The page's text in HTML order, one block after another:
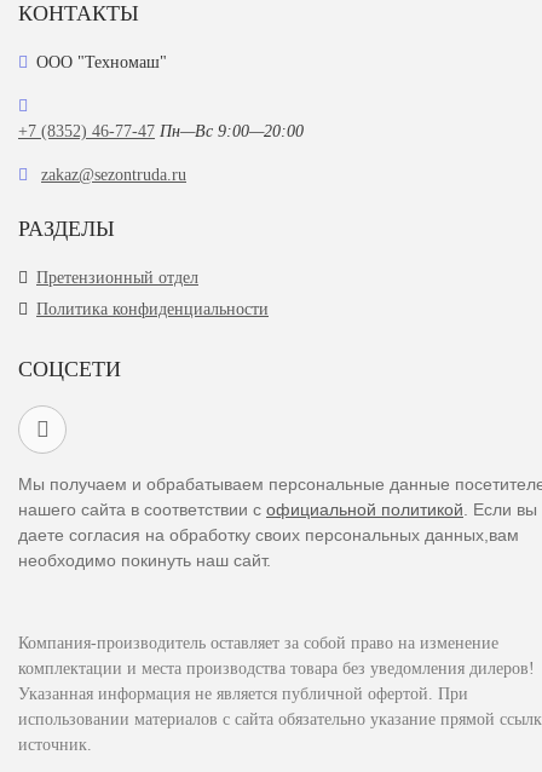
КОНТАКТЫ
ООО "Техномаш"
+7 (8352) 46-77-47 Пн—Вс 9:00—20:00
zakaz@sezontruda.ru
РАЗДЕЛЫ
Претензионный отдел
Политика конфиденциальности
СОЦСЕТИ
Мы получаем и обрабатываем персональные данные
нашего сайта в соответствии с официальной политикой. Если вы
даете согласия на обработку своих персональных данных,вам
необходимо покинуть наш сайт.
Компания-производитель оставляет за собой право на изменение
комплектации и места производства товара без уведомления дилеров!
Указанная информация не является публичной офертой. При
использовании материалов с сайта обязательно указание прямой
источник.